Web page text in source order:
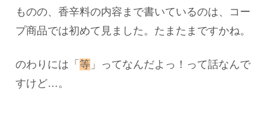
ものの、香辛料の内容まで書いているのは、コー
プ商品では初めて見ました。たまたまですかね。
のわりには「 等 」ってなんだよっ！って話なんで
すけど…。